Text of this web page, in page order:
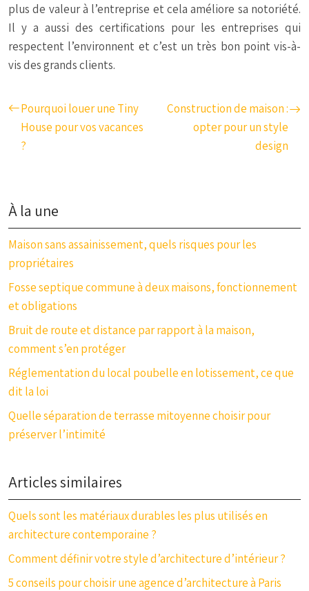
plus de valeur à l’entreprise et cela améliore sa notoriété.
Il y a aussi des certifications pour les entreprises qui
respectent l’environnent et c’est un très bon point vis-à-
vis des grands clients.
Pourquoi louer une Tiny
House pour vos vacances
?
Construction de maison :
opter pour un style
design
À la une
Maison sans assainissement, quels risques pour les
propriétaires
Fosse septique commune à deux maisons, fonctionnement
et obligations
Bruit de route et distance par rapport à la maison,
comment s’en protéger
Réglementation du local poubelle en lotissement, ce que
dit la loi
Quelle séparation de terrasse mitoyenne choisir pour
préserver l’intimité
Articles similaires
Quels sont les matériaux durables les plus utilisés en
architecture contemporaine ?
Comment définir votre style d’architecture d’intérieur ?
5 conseils pour choisir une agence d’architecture à Paris